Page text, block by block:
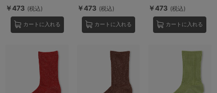
￥473 (税込)
カートに入れる
￥473 (税込)
カートに入れる
￥473 (税込)
カートに入れる